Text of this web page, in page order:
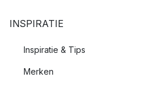
INSPIRATIE
Inspiratie & Tips
Merken